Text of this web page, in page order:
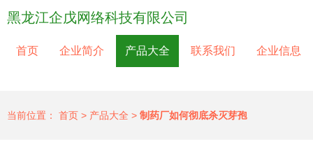
黑龙江企戊网络科技有限公司
首页 企业简介 产品大全 联系我们 企业信息
当前位置： 首页 > 产品大全 > 制药厂如何彻底杀灭芽孢